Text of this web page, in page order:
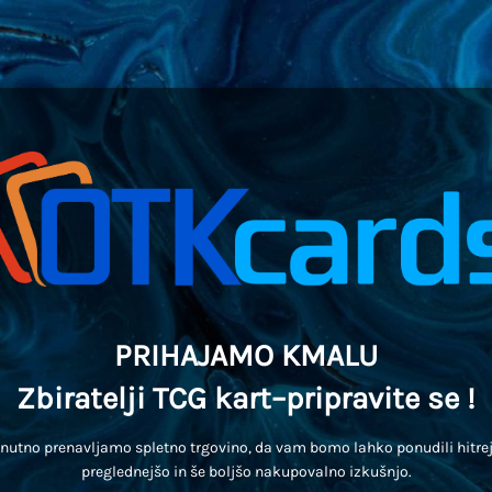
PRIHAJAMO KMALU
Zbiratelji TCG kart–pripravite se !
prenavljamo spletno trgovino, da vam bomo lahko ponudili
preglednejšo in še boljšo nakupovalno izkušnjo.